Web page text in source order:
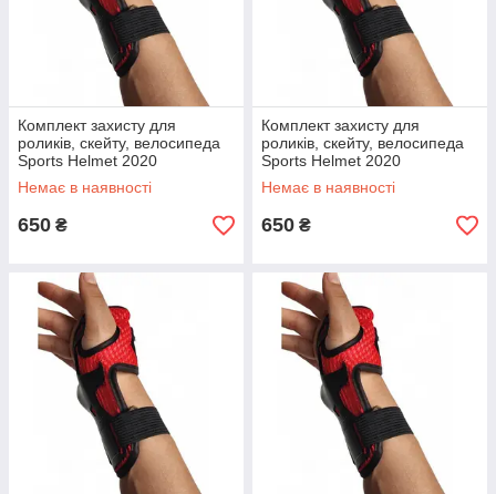
Комплект захисту для
роликів, скейту, велосипеда
Sports Helmet 2020
Немає в наявності
650 ₴
Комплект захисту для
роликів, скейту, велосипеда
Sports Helmet 2020
Немає в наявності
650 ₴